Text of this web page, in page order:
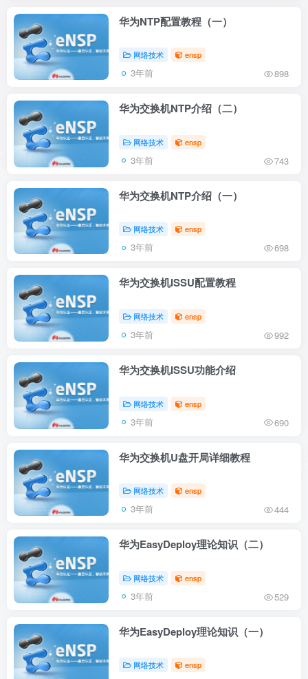
华为NTP配置教程（一）
网络技术 ensp
3年前 898
华为交换机NTP介绍（二）
网络技术 ensp
3年前 743
华为交换机NTP介绍（一）
网络技术 ensp
3年前 698
华为交换机ISSU配置教程
网络技术 ensp
3年前 992
华为交换机ISSU功能介绍
网络技术 ensp
3年前 690
华为交换机U盘开局详细教程
网络技术 ensp
3年前 444
华为EasyDeploy理论知识（二）
网络技术 ensp
3年前 529
华为EasyDeploy理论知识（一）
网络技术 ensp